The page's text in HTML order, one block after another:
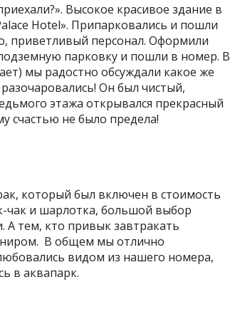
Высокое красивое здание в
Hotel». Припарковались и пошли
приветливый персонал. Оформили
парковку и пошли в номер. В
мы радостно обсуждали какое же
Он был чистый,
этажа открывался прекрасный
счастью не было предела!
который был включен в стоимость
и шарлотка, большой выбор
тем, кто привык завтракать
В общем мы отлично
видом из нашего номера,
в аквапарк.